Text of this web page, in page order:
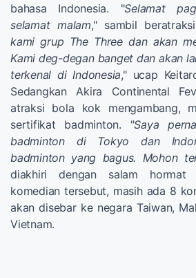
bahasa Indonesia. "Selamat
selamat malam," sambil
kami grup The Three dan akan
Kami deg-degan banget dan akan
terkenal di Indonesia," ucap
Sedangkan Akira Continental
atraksi bola kok mengambang,
sertifikat badminton. "Saya
badminton di Tokyo dan
badminton yang bagus. Mohon
diakhiri dengan salam
komedian tersebut, masih ada 8
akan disebar ke negara Taiwan,
Vietnam.